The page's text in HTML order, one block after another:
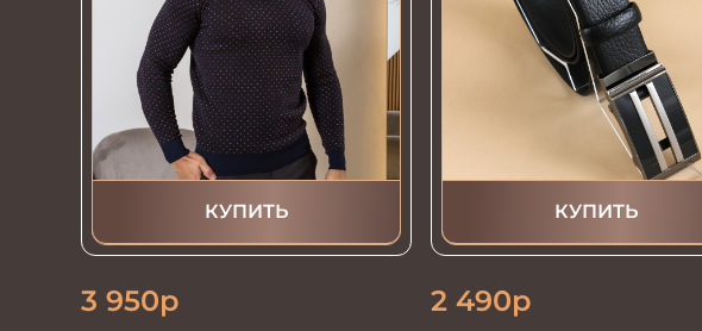
КУПИТЬ
3 950р
КУПИТЬ
2 490р